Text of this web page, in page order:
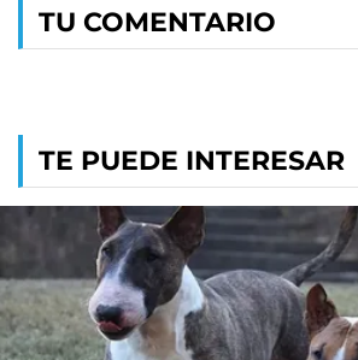
TU COMENTARIO
TE PUEDE INTERESAR